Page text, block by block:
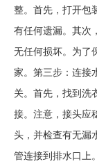
整。首先，打开包
有任何遗漏。其次
无任何损坏。为了
家。第三步：连接
关。首先，找到洗
接。注意，接头应
头，并检查有无漏
管连接到排水口上